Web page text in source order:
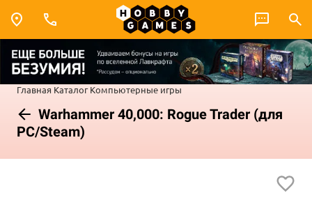
Главная Каталог Компьютерные игры
Warhammer 40,000: Rogue Trader (для
PC/Steam)